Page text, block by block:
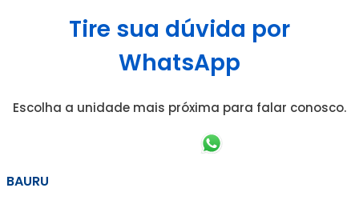
Tire sua dúvida por
WhatsApp
Escolha a unidade mais próxima para falar conosco.
BAURU